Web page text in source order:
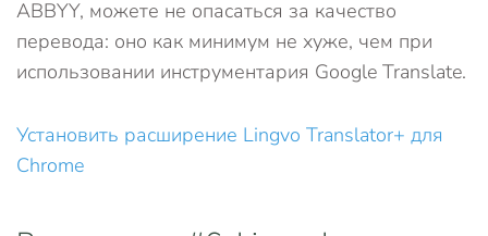
ABBYY, можете не опасаться за качество
перевода: оно как минимум не хуже, чем при
использовании инструментария Google Translate.
Установить расширение Lingvo Translator+ для
Chrome